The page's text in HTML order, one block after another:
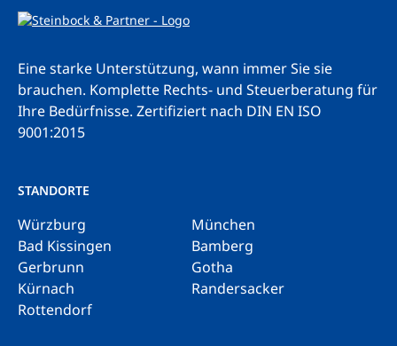
Eine starke Unterstützung, wann immer Sie sie
brauchen. Komplette Rechts- und Steuerberatung für
Ihre Bedürfnisse. Zertifiziert nach DIN EN ISO
9001:2015
STANDORTE
Würzburg
München
Bad Kissingen
Bamberg
Gerbrunn
Gotha
Kürnach
Randersacker
Rottendorf